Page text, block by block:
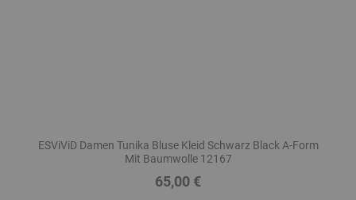
ESViViD Damen Tunika Bluse Kleid Schwarz Black A-Form
Mit Baumwolle 12167
Preis
65,00 €